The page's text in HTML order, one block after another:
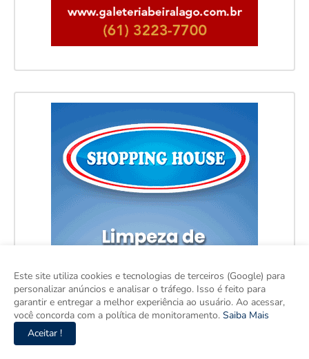
Este site utiliza cookies e tecnologias de terceiros (Google) para
personalizar anúncios e analisar o tráfego. Isso é feito para
garantir e entregar a melhor experiência ao usuário. Ao acessar,
você concorda com a política de monitoramento. Saiba Mais
Aceitar !